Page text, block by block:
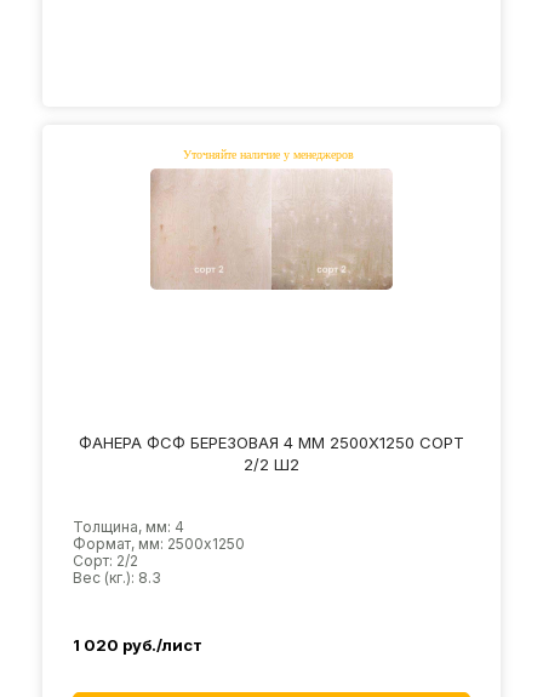
ФАНЕРА ФСФ БЕРЕЗОВАЯ 4 ММ 2500Х1250 СОРТ
2/2 Ш2
Толщина, мм: 4
Формат, мм: 2500х1250
Сорт: 2/2
Вес (кг.): 8.3
1 020 руб./лист